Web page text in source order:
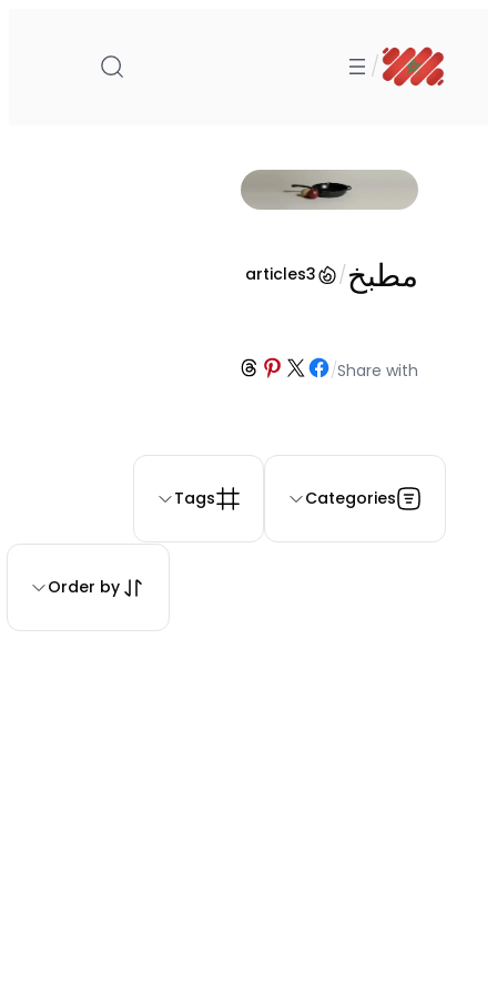
المحتوى
/
مطبخ/
3
articles
Share with
/
Share on Facebook
Share on X
Share on Pinterest
Share on Threads
Categories
Tags
Order by